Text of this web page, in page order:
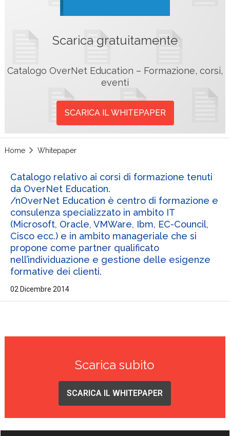
Scarica gratuitamente
Catalogo OverNet Education – Formazione, corsi,
eventi
SCARICA IL WHITEPAPER
Home Whitepaper
Catalogo relativo ai corsi di formazione tenuti
da OverNet Education.
/nOverNet Education è centro di formazione e
consulenza specializzato in ambito IT
(Microsoft, Oracle, VMWare, Ibm, EC-Council,
Cisco ecc.) e in ambito manageriale che si
propone come partner qualificato
nell’individuazione e gestione delle esigenze
formative dei clienti.
02 Dicembre 2014
Scarica subito
SCARICA IL WHITEPAPER